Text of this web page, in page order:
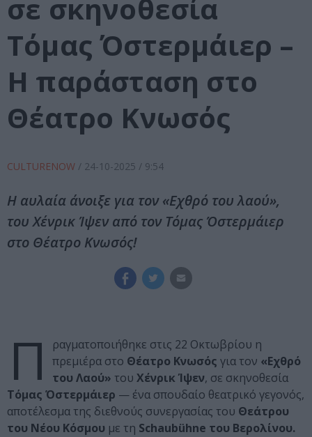
σε σκηνοθεσία
Τόμας Όστερμάιερ –
Η παράσταση στο
Θέατρο Κνωσός
CULTURENOW / 24-10-2025 / 9:54
Η αυλαία άνοιξε για τον «Εχθρό του λαού»,
του Χένρικ Ίψεν από τον Τόμας Όστερμάιερ
στο Θέατρο Κνωσός!
Π
ραγματοποιήθηκε στις 22 Οκτωβρίου η
πρεμιέρα στο Θέατρο Κνωσός για τον «Εχθρό
του Λαού» του Χένρικ Ίψεν, σε σκηνοθεσία
Τόμας Όστερμάιερ — ένα σπουδαίο θεατρικό γεγονός,
αποτέλεσμα της διεθνούς συνεργασίας του Θεάτρου
του Νέου Κόσμου με τη Schaubühne του Βερολίνου.